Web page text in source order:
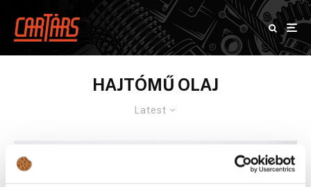
HAJTÓMŰ OLAJ
Latest